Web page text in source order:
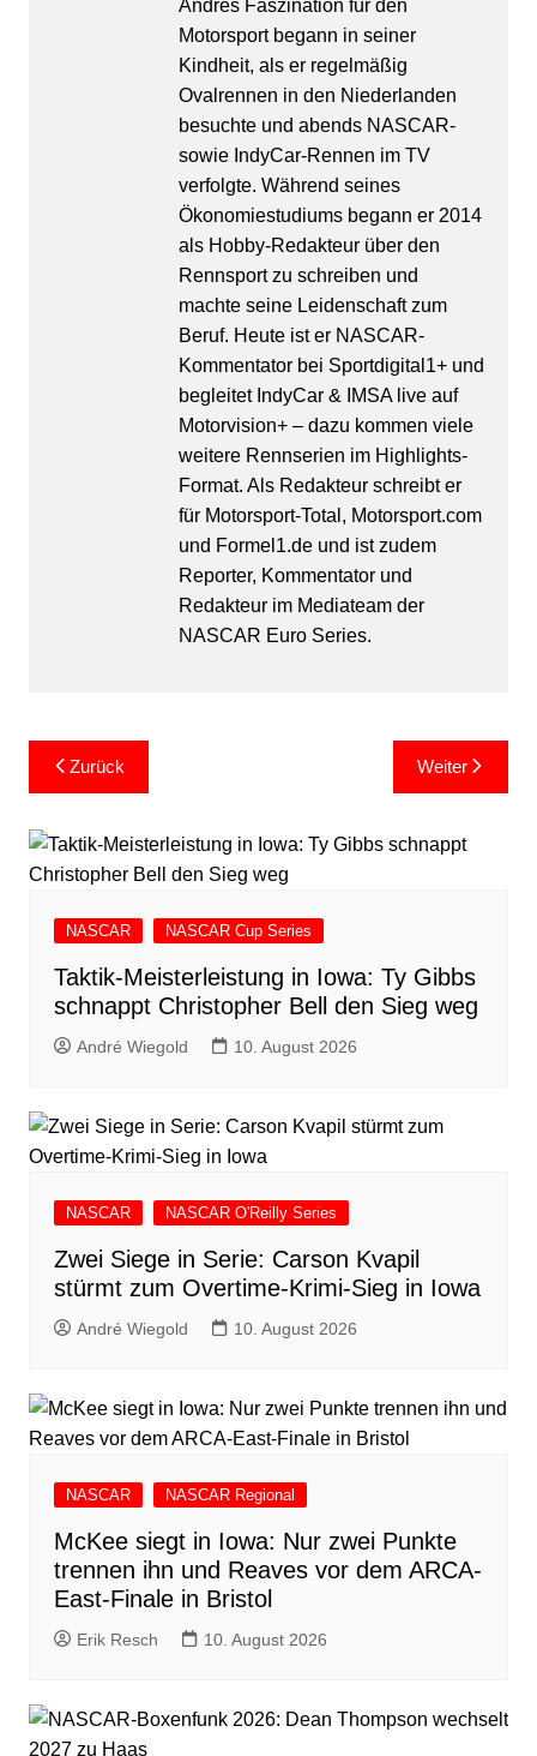
Andrés Faszination für den
Motorsport begann in seiner
Kindheit, als er regelmäßig
Ovalrennen in den Niederlanden
besuchte und abends NASCAR-
sowie IndyCar-Rennen im TV
verfolgte. Während seines
Ökonomiestudiums begann er 2014
als Hobby-Redakteur über den
Rennsport zu schreiben und
machte seine Leidenschaft zum
Beruf. Heute ist er NASCAR-
Kommentator bei Sportdigital1+ und
begleitet IndyCar & IMSA live auf
Motorvision+ – dazu kommen viele
weitere Rennserien im Highlights-
Format. Als Redakteur schreibt er
für Motorsport-Total, Motorsport.com
und Formel1.de und ist zudem
Reporter, Kommentator und
Redakteur im Mediateam der
NASCAR Euro Series.
Beitragsnavigation
Zurück Weiter
NASCAR NASCAR Cup Series
Taktik-Meisterleistung in Iowa: Ty Gibbs
schnappt Christopher Bell den Sieg weg
André Wiegold 10. August 2026
NASCAR NASCAR O'Reilly Series
Zwei Siege in Serie: Carson Kvapil
stürmt zum Overtime-Krimi-Sieg in Iowa
André Wiegold 10. August 2026
NASCAR NASCAR Regional
McKee siegt in Iowa: Nur zwei Punkte
trennen ihn und Reaves vor dem ARCA-
East-Finale in Bristol
Erik Resch 10. August 2026